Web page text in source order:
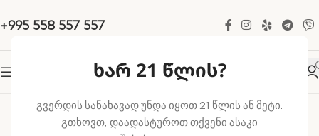
ხარ 21 წლის?
გვერდის სანახავად უნდა იყოთ 21 წლის ან მეტი.
გთხოვთ, დაადასტუროთ თქვენი ასაკი
+995 558 557 557